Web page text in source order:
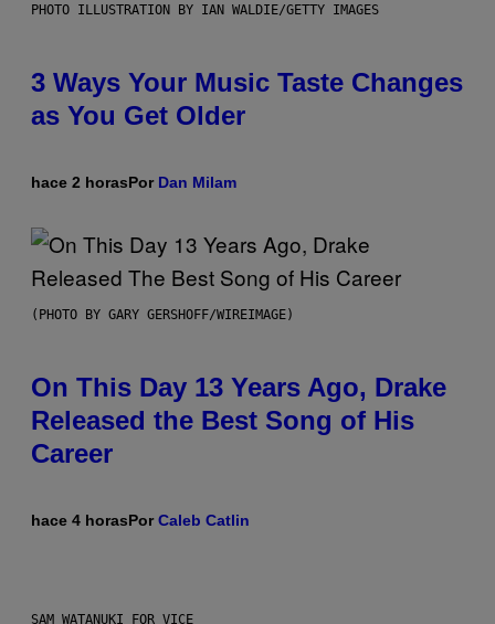
PHOTO ILLUSTRATION BY IAN WALDIE/GETTY IMAGES
3 Ways Your Music Taste Changes
as You Get Older
hace 2 horasPor Dan Milam
(PHOTO BY GARY GERSHOFF/WIREIMAGE)
On This Day 13 Years Ago, Drake
Released the Best Song of His
Career
hace 4 horasPorCaleb Catlin
SAM WATANUKI FOR VICE